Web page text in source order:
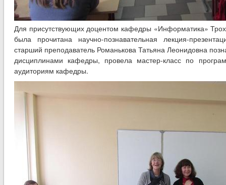
Для присутствующих доцентом кафедры «Информатика»
была прочитана научно-познавательная лекция-
старший преподаватель Романькова Татьяна Леонидовна
дисциплинами кафедры, провела мастер-класс по
аудиториям кафедры.